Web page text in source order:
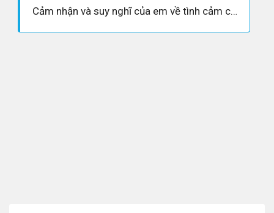
Cảm nhận và suy nghĩ của em về tình cảm cha con trong bài nói với con